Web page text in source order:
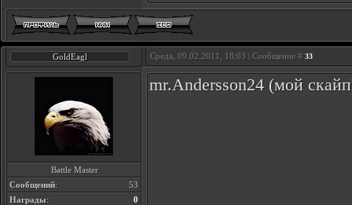
GoldEagl Среда, 09.02.2011, 18:03 | Сообщение # 33
Battle Master
Сообщений:
53
Награды: 0
mr.Andersson24 (мой